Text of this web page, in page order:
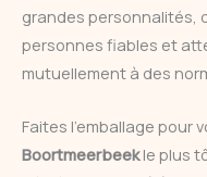
grandes personnalités,
personnes fiables et
mutuellement à des
Faites l’emballage pour
Boortmeerbeekle plus